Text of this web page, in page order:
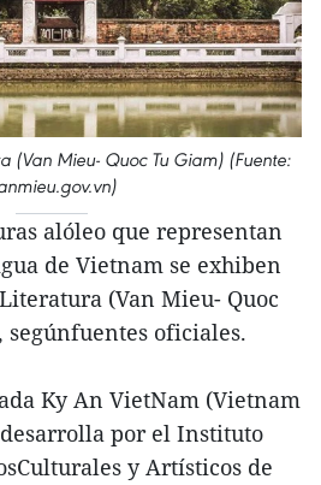
(Van Mieu- Quoc Tu Giam) (Fuente:
alóleo que representan
de Vietnam se exhiben
(Van Mieu- Quoc
segúnfuentes oficiales.
Ky An VietNam (Vietnam
por el Instituto
y Artísticos de